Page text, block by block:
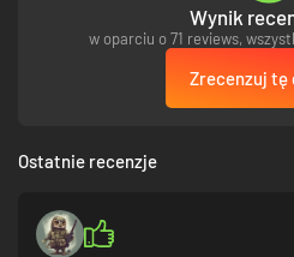
Jednak wolność ma swoją cenę...
Tryb jednoosobowy to jednak dopiero
możesz wraz z przyjaciółmi stworzyć
Wynik
w oparciu o 71 reviews,
Zrecenzuj tę
Ostatnie recenzje